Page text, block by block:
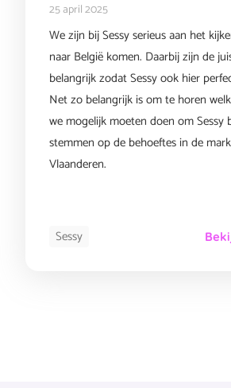
25 april 2025
We zijn bij Sessy serieus aan het
naar België komen. Daarbij zijn de
belangrijk zodat Sessy ook hier
Net zo belangrijk is om te horen
we mogelijk moeten doen om Sessy
stemmen op de behoeftes in de
Vlaanderen.
Sessy